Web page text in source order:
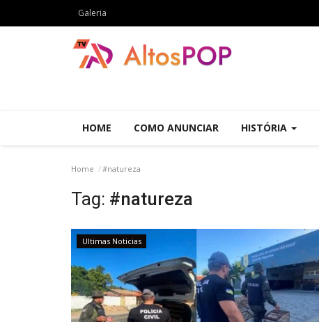
Galeria
HOME COMO ANUNCIAR HISTÓRIA
Home #natureza
Tag: #natureza
Ultimas Noticias